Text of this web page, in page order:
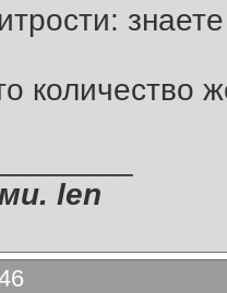
количество
len